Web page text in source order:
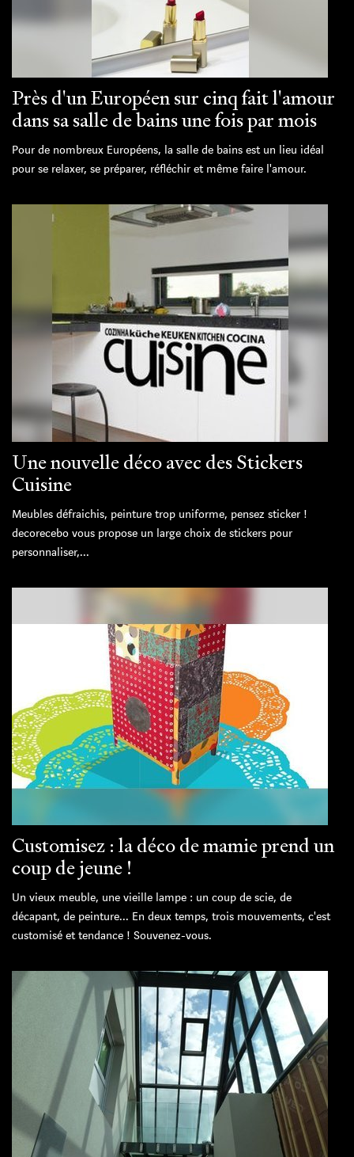
Près d'un Européen sur cinq fait l'amour
dans sa salle de bains une fois par mois
Pour de nombreux Européens, la salle de bains est un lieu idéal
pour se relaxer, se préparer, réfléchir et même faire l'amour.
Une nouvelle déco avec des Stickers
Cuisine
Meubles défraichis, peinture trop uniforme, pensez sticker !
decorecebo vous propose un large choix de stickers pour
personnaliser,...
Customisez : la déco de mamie prend un
coup de jeune !
Un vieux meuble, une vieille lampe : un coup de scie, de
décapant, de peinture... En deux temps, trois mouvements, c'est
customisé et tendance ! Souvenez-vous.